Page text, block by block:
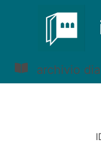
archivio